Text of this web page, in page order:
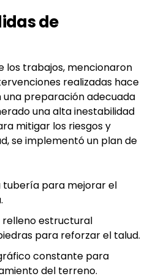
de
los trabajos, mencionaron
realizadas hace
preparación adecuada
una alta inestabilidad
mitigar los riesgos y
se implementó un plan de
tubería para mejorar el
relleno estructural
para reforzar el talud.
constante para
del terreno.